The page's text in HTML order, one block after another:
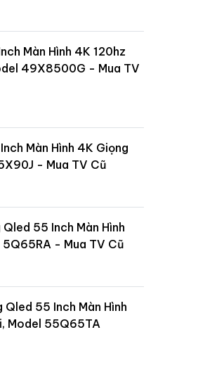
Màn Hình 4K 120hz
49X8500G - Mua TV
Màn Hình 4K Giọng
- Mua TV Cũ
55 Inch Màn Hình
5Q65RA - Mua TV Cũ
Qled 55 Inch Màn Hình
Model 55Q65TA